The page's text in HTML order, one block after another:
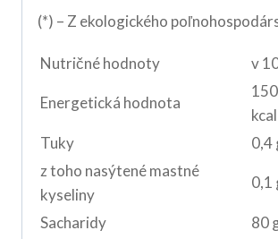
(*) – Z ekologického
Nutričné hodnoty v
Energetická hodnota
kcal
Tuky
0,4
z toho nasýtené mastné
kyseliny
0,1
Sacharidy
80